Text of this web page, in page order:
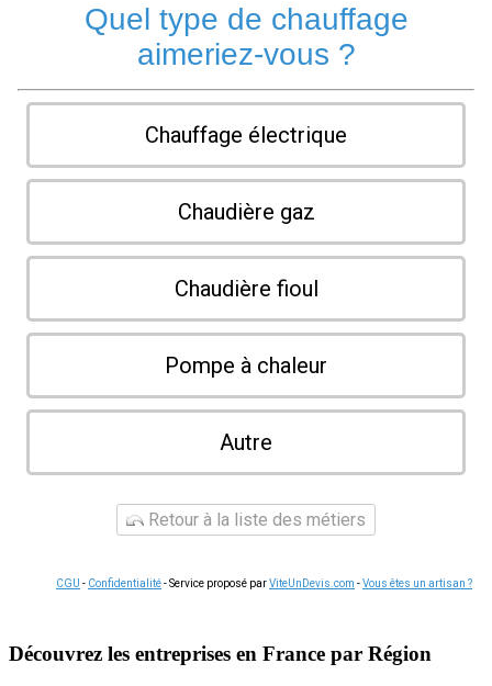
Quel type de chauffage
aimeriez-vous ?
Chauffage électrique
Chaudière gaz
Chaudière fioul
Pompe à chaleur
Autre
Retour à la liste des métiers
CGU - Confidentialité- Service proposé parViteUnDevis.com -Vous êtes un artisan ?
Découvrez les entreprises en France par Région